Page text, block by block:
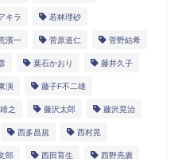
キラ 若林理砂
濱一 菅原道仁 菅野結希
葉石かおり 藤井久子
演 藤子F不二雄
之 藤沢太郎 藤沢晃治
西多昌規 西村晃
郎 西田育生 西野亮廣